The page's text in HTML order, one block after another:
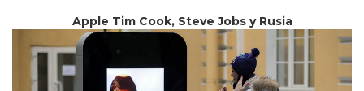
Apple Tim Cook, Steve Jobs y Rusia